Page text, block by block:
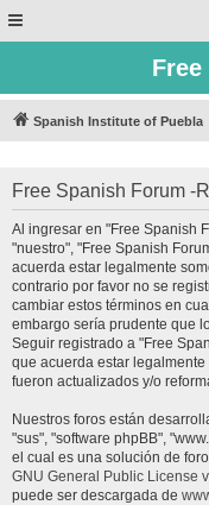
Spanish Institute of Puebla
Free Spanish Forum -
Al ingresar en "Free Spanish
"nuestro", "Free Spanish
acuerda estar legalmente
contrario por favor no se
cambiar estos términos en
embargo sería prudente que
Seguir registrado a "Free
que acuerda estar
fueron actualizados y/o
Nuestros foros están
"sus", "software phpBB",
el cual es una solución de
GNU General Public License
puede ser descargada de